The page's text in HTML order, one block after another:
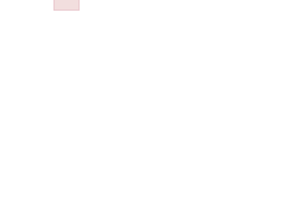
Failed to initialize plugin: wplink